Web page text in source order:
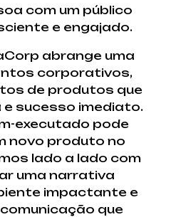
com um público
e engajado.
abrange uma
corporativos,
de produtos que
sucesso imediato.
executado pode
novo produto no
lado a lado com
uma narrativa
impactante e
que